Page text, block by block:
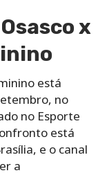
x
está
no
no Esporte
está
e o canal
a